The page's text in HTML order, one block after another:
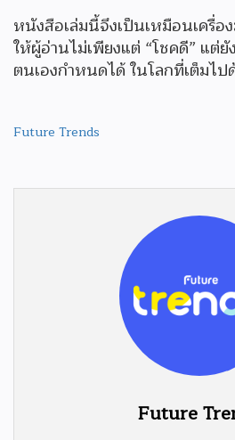
หนังสือเล่มนี้จึงเป็นเหมือนเครื่อ
ให้ผู้อ่านไม่เพียงแต่ “โชคดี” แต่
ตนเองกำหนดได้ ในโลกที่เต็มไป
Future Trends
Future